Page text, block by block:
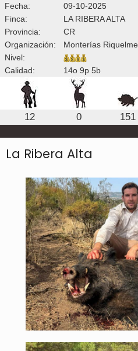
Fecha:
09-10-2025
Finca:
LA RIBERA ALTA
Provincia:
CR
Organización:
Monterías Riquelme
Nivel:
Calidad:
14o 9p 5b
12 0 151
La Ribera Alta